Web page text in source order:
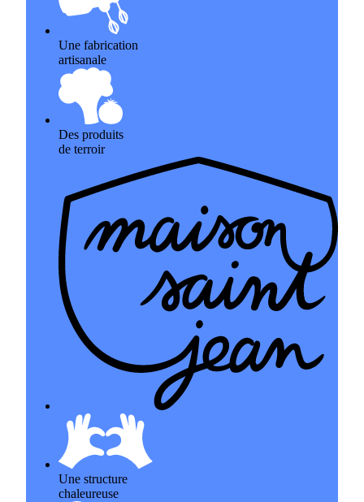
Une fabrication
artisanale
Des produits
de terroir
Une structure
chaleureuse